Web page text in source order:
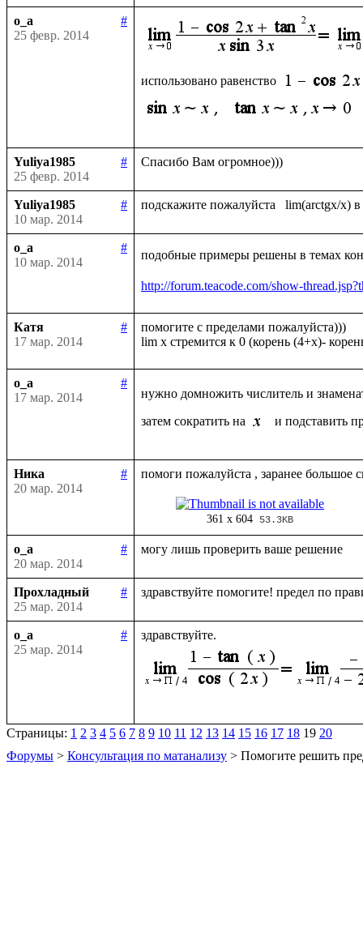
o_a
#
25 февр. 2014
использовано равенство
Yuliya1985
#
25 февр. 2014
Yuliya1985
#
10 мар. 2014
o_a
#
10 мар. 2014
подобные примеры решены в темах
http://forum.teacode.com/show-
Катя
#
17 мар. 2014
помогите с пределами пожалуйста)))
o_a
#
17 мар. 2014
нужно домножить числитель и
затем сократить на
и подставить
Ника
#
20 мар. 2014
361 x 604 53.3KB
o_a
#
20 мар. 2014
Прохладный
#
25 мар. 2014
o_a
#
25 мар. 2014
Страницы: 1 2 3 4 5 6 7 8 9 10 11 12 13 14 15 16 17 18 19 20
Форумы > Консультация по матанализу > Помогите решить